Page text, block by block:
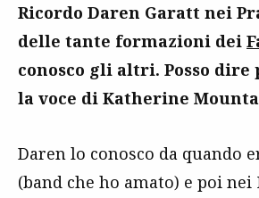
Ricordo Daren Garatt nei
delle tante formazioni dei
conosco gli altri. Posso dire
la voce di Katherine
Daren lo conosco da quando
(band che ho amato) e poi nei